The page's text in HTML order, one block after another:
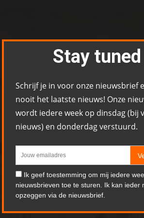
Stay tuned
Schrijf je in voor onze nieuwsbrief
nooit het laatste nieuws! Onze
wordt iedere week op dinsdag (bij
nieuws) en donderdag verstuurd.
Ik geef toestemming om mij iedere
nieuwsbrieven toe te sturen. Ik kan ieder
opzeggen via de nieuwsbrief.